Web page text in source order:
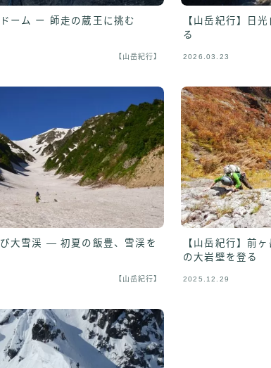
ーム ー 師走の蔵王に挑む
【山岳紀行】
【山岳紀行】日
る
2026.03.23
び大雪渓 — 初夏の飯豊、雪渓を
【山岳紀行】
【山岳紀行】前
の大岩壁を登る
2025.12.29